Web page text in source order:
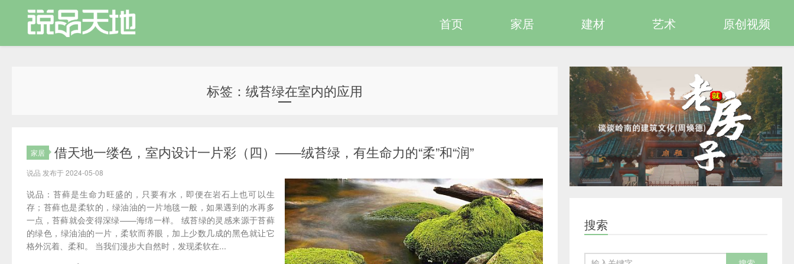
首页 家居 建材 艺术 原创视频
标签：绒苔绿在室内的应用
家居 借天地一缕色，室内设计一片彩（四）——绒苔绿，有生命力的“柔”和“润”
说品 发布于 2024-05-08
说品：苔藓是生命力旺盛的，只要有水，即便在岩石上也可以生
存；苔藓也是柔软的，绿油油的一片地毯一般，如果遇到的水再多
一点，苔藓就会变得深绿——海绵一样。 绒苔绿的灵感来源于苔藓
的绿色，绿油油的一片，柔软而养眼，加上少数几成的黑色就让它
格外沉着、柔和。 当我们漫步大自然时，发现柔软在...
搜索